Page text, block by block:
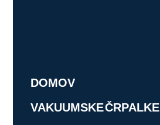
DOMOV
VAKUUMSKE ČRPALKE